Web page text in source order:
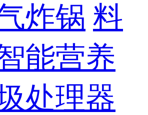
炸锅 料
能营养
处理器